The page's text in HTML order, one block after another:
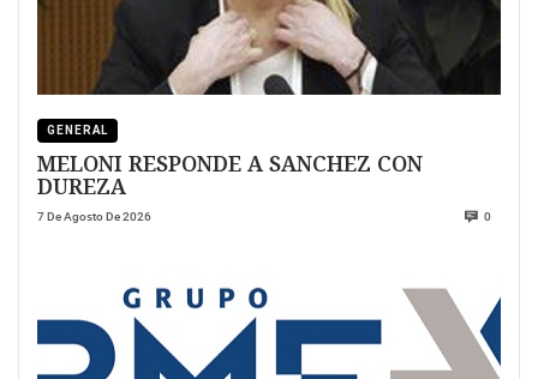
GENERAL
MELONI RESPONDE A SANCHEZ CON
DUREZA
7 De Agosto De 2026 0